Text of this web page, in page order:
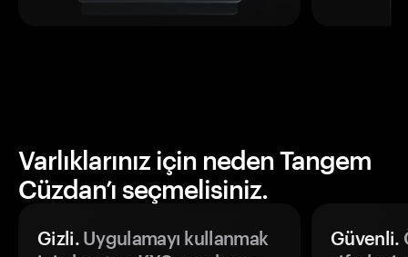
Varlıklarınız için neden Tangem
Cüzdan’ı seçmelisiniz.
Gizli.Uygulamayı kullanmak
Güvenli.